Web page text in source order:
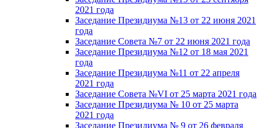
2021 года
Заседание Президиума №13 от 22 июня 2021
года
Заседание Совета №7 от 22 июня 2021 года
Заседание Президиума №12 от 18 мая 2021
года
Заседание Президиума №11 от 22 апреля
2021 года
Заседание Совета №VI от 25 марта 2021 года
Заседание Президиума № 10 от 25 марта
2021 года
Заседание Президиума № 9 от 26 февраля